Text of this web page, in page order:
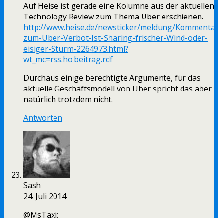
Auf Heise ist gerade eine Kolumne aus der aktuellen
Technology Review zum Thema Uber erschienen.
http://www.heise.de/newsticker/meldung/
zum-Uber-Verbot-Ist-Sharing-frischer-Wind-oder-
eisiger-Sturm-2264973.html?
wt_mc=rss.ho.beitrag.rdf
Durchaus einige berechtigte Argumente, für das
aktuelle Geschäftsmodell von Uber spricht das aber
natürlich trotzdem nicht.
Antworten
Sash
24. Juli 2014
@MsTaxi: